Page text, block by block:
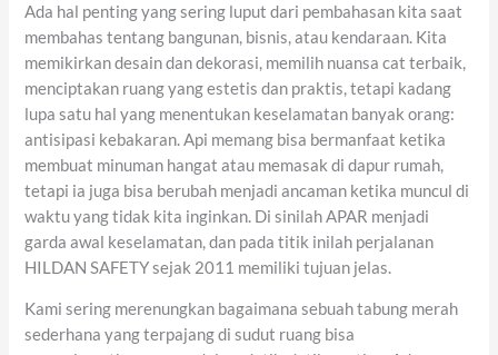
Ada hal penting yang sering luput dari pembahasan kita saat
membahas tentang bangunan, bisnis, atau kendaraan. Kita
memikirkan desain dan dekorasi, memilih nuansa cat terbaik,
menciptakan ruang yang estetis dan praktis, tetapi kadang
lupa satu hal yang menentukan keselamatan banyak orang:
antisipasi kebakaran. Api memang bisa bermanfaat ketika
membuat minuman hangat atau memasak di dapur rumah,
tetapi ia juga bisa berubah menjadi ancaman ketika muncul di
waktu yang tidak kita inginkan. Di sinilah APAR menjadi
garda awal keselamatan, dan pada titik inilah perjalanan
HILDAN SAFETY sejak 2011 memiliki tujuan jelas.
Kami sering merenungkan bagaimana sebuah tabung merah
sederhana yang terpajang di sudut ruang bisa